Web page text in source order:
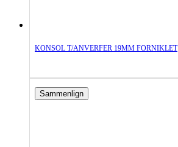
KONSOL T/ANVERFER 19MM FORNIKLET
Sammenlign